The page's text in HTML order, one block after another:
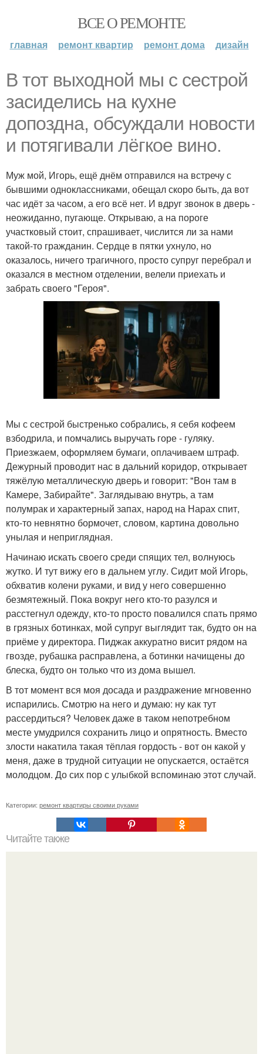
ВСЕ О РЕМОНТЕ
главная ремонт квартир ремонт дома дизайн
В тот выходной мы с сестрой
засиделись на кухне
допоздна, обсуждали новости
и потягивали лёгкое вино.
Муж мой, Игорь, ещё днём отправился на встречу с
бывшими одноклассниками, обещал скоро быть, да вот
час идёт за часом, а его всё нет. И вдруг звонок в дверь -
неожиданно, пугающе. Открываю, а на пороге
участковый стоит, спрашивает, числится ли за нами
такой-то гражданин. Сердце в пятки ухнуло, но
оказалось, ничего трагичного, просто супруг перебрал и
оказался в местном отделении, велели приехать и
забрать своего "Героя".
Мы с сестрой быстренько собрались, я себя кофеем
взбодрила, и помчались выручать горе - гуляку.
Приезжаем, оформляем бумаги, оплачиваем штраф.
Дежурный проводит нас в дальний коридор, открывает
тяжёлую металлическую дверь и говорит: "Вон там в
Камере, Забирайте". Заглядываю внутрь, а там
полумрак и характерный запах, народ на Нарах спит,
кто-то невнятно бормочет, словом, картина довольно
унылая и неприглядная.
Начинаю искать своего среди спящих тел, волнуюсь
жутко. И тут вижу его в дальнем углу. Сидит мой Игорь,
обхватив колени руками, и вид у него совершенно
безмятежный. Пока вокруг него кто-то разулся и
расстегнул одежду, кто-то просто повалился спать прямо
в грязных ботинках, мой супруг выглядит так, будто он на
приёме у директора. Пиджак аккуратно висит рядом на
гвозде, рубашка расправлена, а ботинки начищены до
блеска, будто он только что из дома вышел.
В тот момент вся моя досада и раздражение мгновенно
испарились. Смотрю на него и думаю: ну как тут
рассердиться? Человек даже в таком непотребном
месте умудрился сохранить лицо и опрятность. Вместо
злости накатила такая тёплая гордость - вот он какой у
меня, даже в трудной ситуации не опускается, остаётся
молодцом. До сих пор с улыбкой вспоминаю этот случай.
Категории: ремонт квартиры своими руками
Читайте также